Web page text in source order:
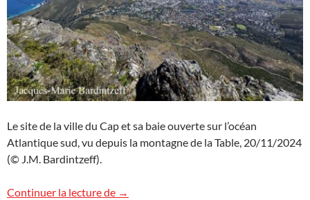
Le site de la ville du Cap et sa baie ouverte sur l’océan
Atlantique sud, vu depuis la montagne de la Table, 20/11/2024
(© J.M. Bardintzeff).
Continuer la lecture de Le Cap, Afrique du Sud
→